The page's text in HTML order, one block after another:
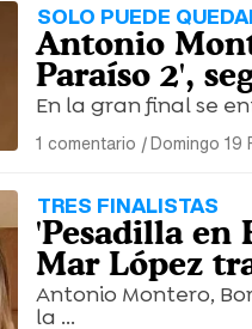
SOLO PUEDE
Antonio
Paraíso 2',
En la gran final se
1 comentario |Domingo 19
TRES FINALISTAS
'Pesadilla en
Mar López
Antonio Montero,
la ...